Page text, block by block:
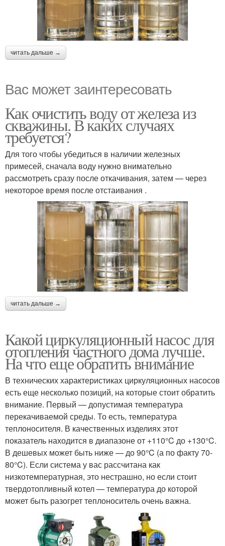
читать дальше →
Вас может заинтересовать
Как очистить воду от железа из
скважины. В каких случаях
требуется?
Для того чтобы убедиться в наличии железных
примесей, сначала воду нужно внимательно
рассмотреть сразу после откачивания, затем — через
некоторое время после отстаивания .
читать дальше →
Какой циркуляционный насос для
отопления частного дома лучше.
На что еще обратить внимание
В технических характеристиках циркуляционных насосов
есть еще несколько позиций, на которые стоит обратить
внимание. Первый — допустимая температура
перекачиваемой среды. То есть, температура
теплоносителя. В качественных изделиях этот
показатель находится в диапазоне от +110°C до +130°C.
В дешевых может быть ниже — до 90°C (а по факту 70-
80°C). Если система у вас рассчитана как
низкотемпературная, это нестрашно, но если стоит
твердотопливный котел — температура до которой
может быть разогрет теплоноситель очень важна.